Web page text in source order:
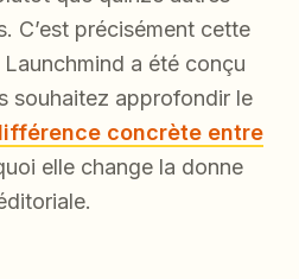
C’est précisément cette
a été conçu
souhaitez approfondir le
concrète entre
elle change la donne